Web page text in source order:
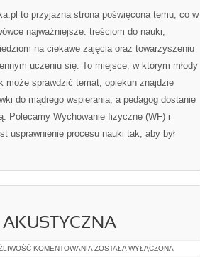
to przyjazna strona poświęcona temu, co w
najważniejsze: treściom do nauki,
na ciekawe zajęcia oraz towarzyszeniu
uczeniu się. To miejsce, w którym młody
może sprawdzić temat, opiekun znajdzie
do mądrego wspierania, a pedagog dostanie
Polecamy Wychowanie fizyczne (WF) i
usprawnienie procesu nauki tak, aby był
AKUSTYCZNA
KOMENTOWANIA IZOLACJA
ZOSTAŁA WYŁĄCZONA